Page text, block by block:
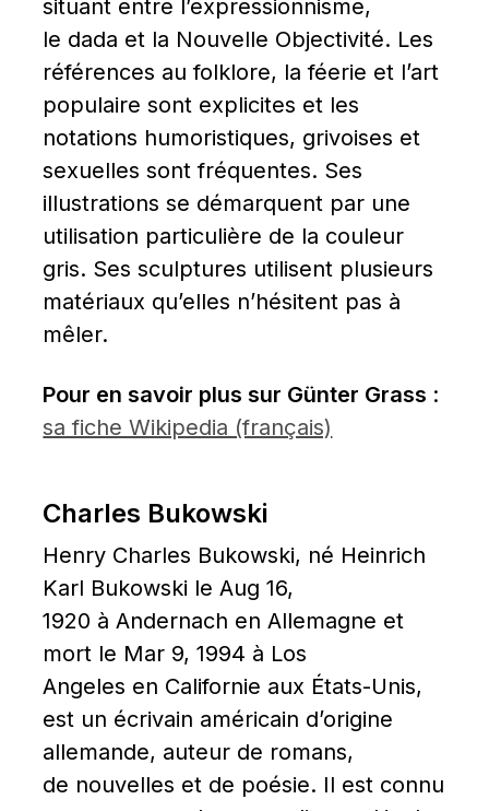
situant entre l’expressionnisme,
le dada et la Nouvelle Objectivité. Les
références au folklore, la féerie et l’art
populaire sont explicites et les
notations humoristiques, grivoises et
sexuelles sont fréquentes. Ses
illustrations se démarquent par une
utilisation particulière de la couleur
gris. Ses sculptures utilisent plusieurs
matériaux qu’elles n’hésitent pas à
mêler.
Pour en savoir plus sur Günter Grass :
sa fiche Wikipedia (français)
Charles Bukowski
Henry Charles Bukowski, né Heinrich
Karl Bukowski le Aug 16,
1920 à Andernach en Allemagne et
mort le Mar 9, 1994 à Los
Angeles en Californie aux États-Unis,
est un écrivain américain d’origine
allemande, auteur de romans,
de nouvelles et de poésie. Il est connu